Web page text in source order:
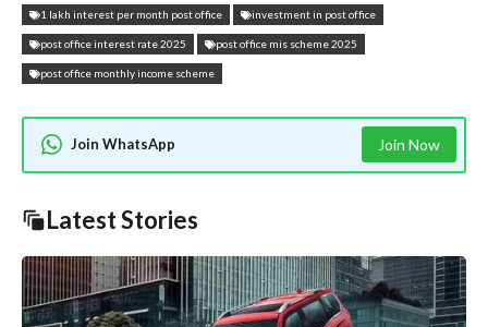
1 lakh interest per month post office investment in post office
post office interest rate 2025 post office mis scheme 2025
post office monthly income scheme
Join WhatsApp Join Now
Latest Stories